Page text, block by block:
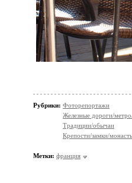
Рубрики: Фоторепортажи
Железные дороги/
Традиции/обычаи
Крепости/замки/
Метки: франция